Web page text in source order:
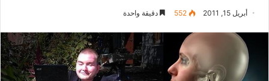
أبريل 15, 2011 552 دقيقة واحدة